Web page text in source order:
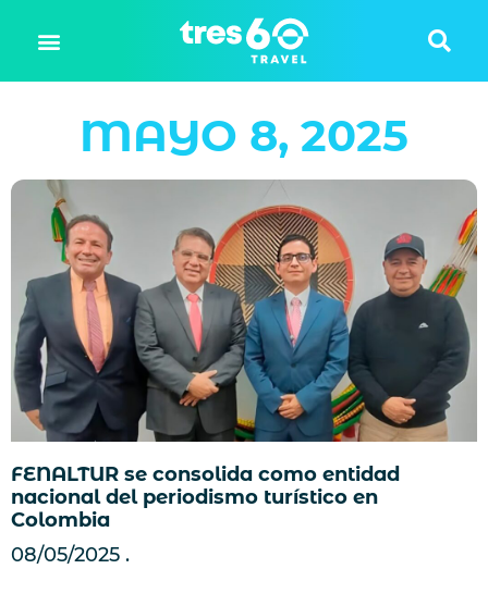
MAYO 8, 2025
FENALTUR se consolida como entidad
nacional del periodismo turístico en
Colombia
08/05/2025